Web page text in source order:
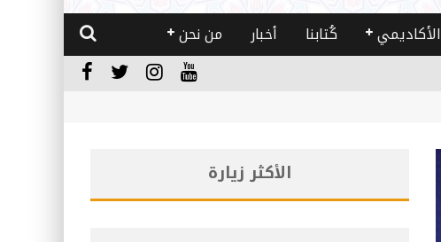
كُتابنا أخبار من نحن
الأكثر زيارة